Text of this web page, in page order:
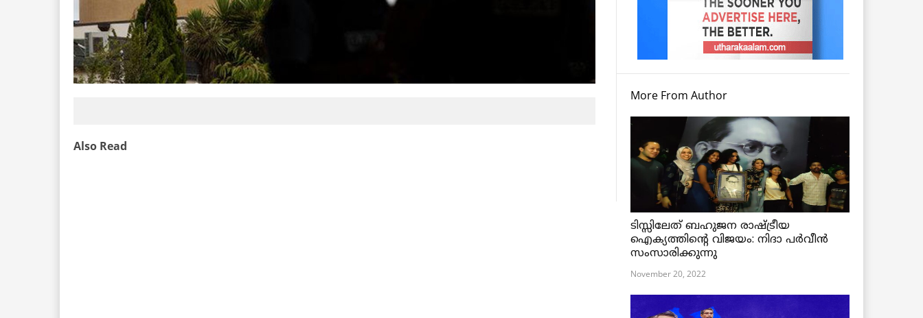
Also Read
More From Author
ടിസ്സിലേത് ബഹുജന രാഷ്ട്രീയ
ഐക്യത്തിന്റെ വിജയം: നിദാ പർവീൻ
സംസാരിക്കുന്നു
November 20, 2022